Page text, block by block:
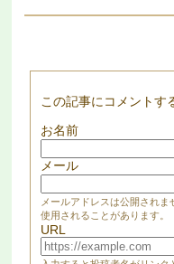
この記事にコメントす
お名前
メール
メールアドレスは公開され
使用されることがあります。
URL